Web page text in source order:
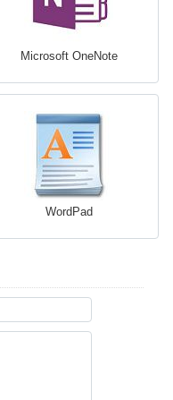
Microsoft OneNote
WordPad